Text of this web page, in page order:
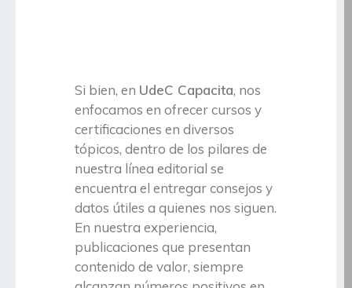
Si bien, en UdeC Capacita, nos
enfocamos en ofrecer cursos y
certificaciones en diversos
tópicos, dentro de los pilares de
nuestra línea editorial se
encuentra el entregar consejos y
datos útiles a quienes nos siguen.
En nuestra experiencia,
publicaciones que presentan
contenido de valor, siempre